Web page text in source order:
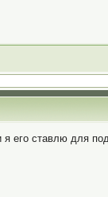
его ставлю для